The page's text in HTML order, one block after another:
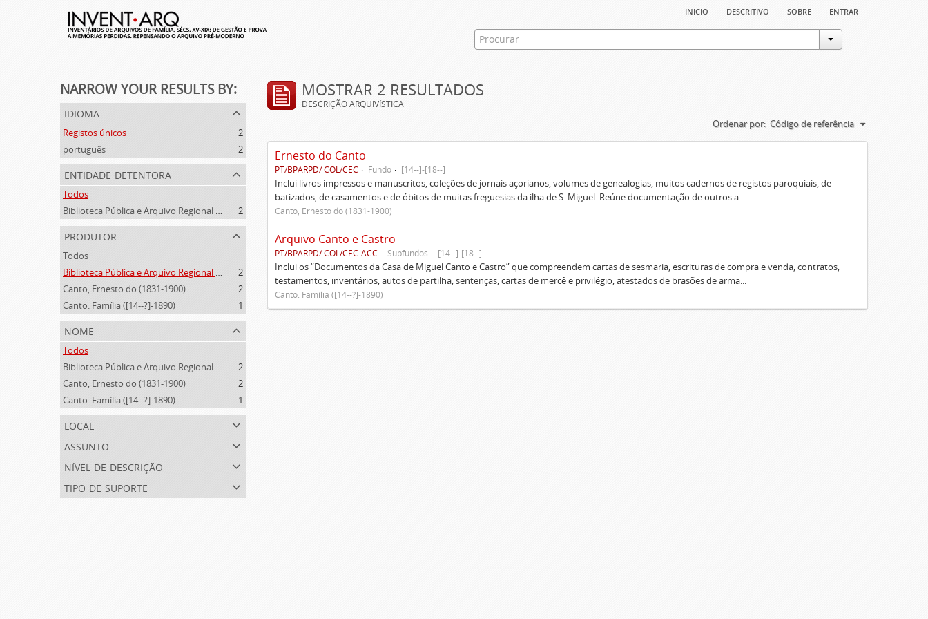
início descritivo sobre entrar
NARROW YOUR RESULTS BY:
idioma
Registos únicos
2
português
2
entidade detentora
Todos
Biblioteca Pública e Arquivo Regional de Ponta Delgada
2
produtor
Todos
Biblioteca Pública e Arquivo Regional de Ponta Delgada (1841- )
2
Canto, Ernesto do (1831-1900)
2
Canto. Família ([14--?]-1890)
1
nome
Todos
Biblioteca Pública e Arquivo Regional de Ponta Delgada (1841- )
2
Canto, Ernesto do (1831-1900)
2
Canto. Família ([14--?]-1890)
1
local
assunto
nível de descrição
tipo de suporte
MOSTRAR 2 RESULTADOS
DESCRIÇÃO ARQUIVÍSTICA
Ordenar por: Código de referência
Ernesto do Canto
PT/BPARPD/ COL/CEC Fundo [14--]-[18--]
Inclui livros impressos e manuscritos, coleções de jornais açorianos, volumes de genealogias, muitos cadernos de registos paroquiais, de
batizados, de casamentos e de óbitos de muitas freguesias da ilha de S. Miguel. Reúne documentação de outros a...
Canto, Ernesto do (1831-1900)
Arquivo Canto e Castro
PT/BPARPD/ COL/CEC-ACC Subfundos [14--]-[18--]
Inclui os “Documentos da Casa de Miguel Canto e Castro” que compreendem cartas de sesmaria, escrituras de compra e venda, contratos,
testamentos, inventários, autos de partilha, sentenças, cartas de mercê e privilégio, atestados de brasões de arma...
Canto. Família ([14--?]-1890)